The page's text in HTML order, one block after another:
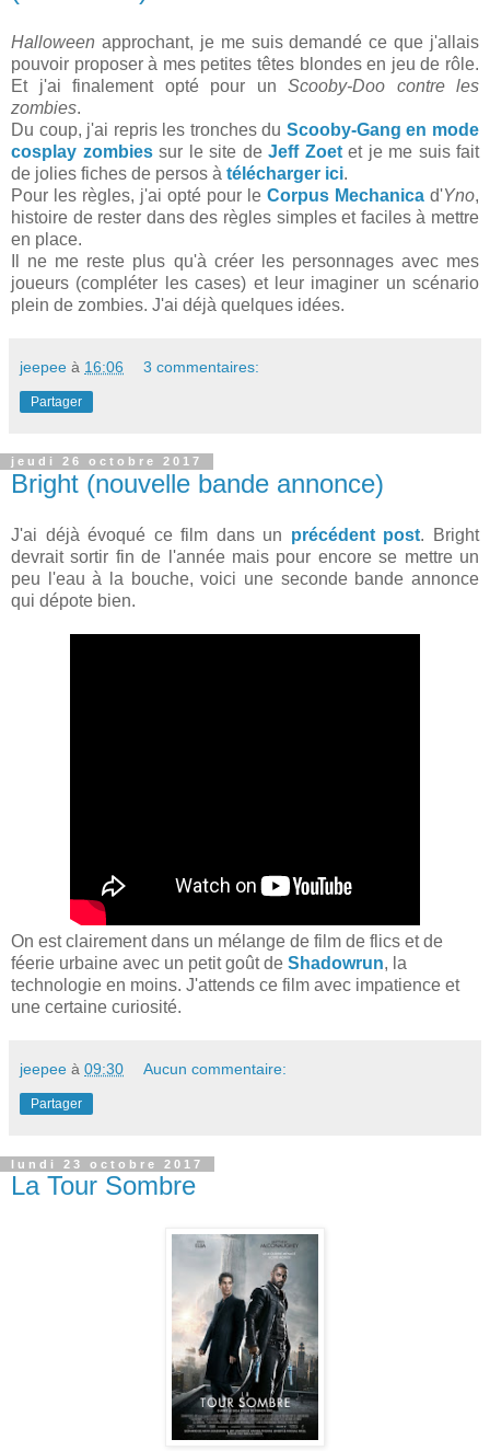
Halloween approchant, je me suis demandé ce que j'allais
pouvoir proposer à mes petites têtes blondes en jeu de rôle.
Et j'ai finalement opté pour un Scooby-Doo contre les
zombies.
Du coup, j'ai repris les tronches du Scooby-Gang en mode
cosplay zombiessur le site de Jeff Zoetet je me suis fait
de jolies fiches de persos à télécharger ici.
Pour les règles, j'ai opté pour le Corpus Mechanica d'Yno,
histoire de rester dans des règles simples et faciles à mettre
en place.
Il ne me reste plus qu'à créer les personnages avec mes
joueurs (compléter les cases) et leur imaginer un scénario
plein de zombies. J'ai déjà quelques idées.
jeepee à 16:06 3 commentaires:
Partager
jeudi 26 octobre 2017
Bright (nouvelle bande annonce)
J'ai déjà évoqué ce film dans un précédent post. Bright
devrait sortir fin de l'année mais pour encore se mettre un
peu l'eau à la bouche, voici une seconde bande annonce
qui dépote bien.
On est clairement dans un mélange de film de flics et de
féerie urbaine avec un petit goût de Shadowrun, la
technologie en moins. J'attends ce film avec impatience et
une certaine curiosité.
jeepee à 09:30 Aucun commentaire:
Partager
lundi 23 octobre 2017
La Tour Sombre